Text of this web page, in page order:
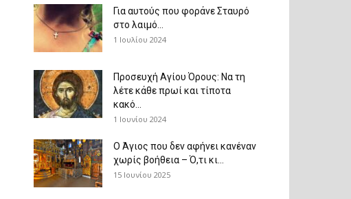
Για αυτούς που φοράνε Σταυρό
στο λαιμό…
1 Ιουλίου 2024
Προσευχή Αγίου Όρους: Να τη
λέτε κάθε πρωί και τίποτα
κακό...
1 Ιουνίου 2024
Ο Άγιος που δεν αφήνει κανέναν
χωρίς βοήθεια – Ό,τι κι...
15 Ιουνίου 2025